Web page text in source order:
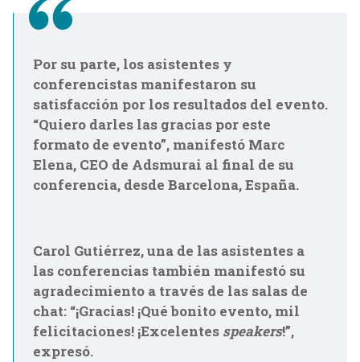
Por su parte, los asistentes y
conferencistas manifestaron su
satisfacción por los resultados del evento.
“Quiero darles las gracias por este
formato de evento”, manifestó Marc
Elena, CEO de Adsmurai al final de su
conferencia, desde Barcelona, España.
Carol Gutiérrez, una de las asistentes a
las conferencias también manifestó su
agradecimiento a través de las salas de
chat: “¡Gracias! ¡Qué bonito evento, mil
felicitaciones! ¡Excelentes speakers!”,
expresó.